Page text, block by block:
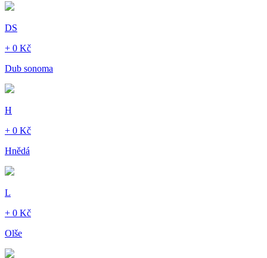
DS
+ 0 Kč
Dub sonoma
H
+ 0 Kč
Hnědá
L
+ 0 Kč
Olše